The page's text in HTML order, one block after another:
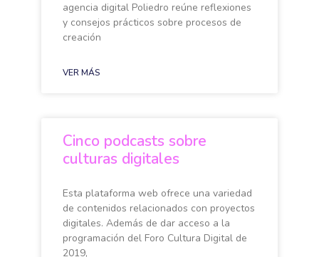
agencia digital Poliedro reúne reflexiones
y consejos prácticos sobre procesos de
creación
VER MÁS
Cinco podcasts sobre
culturas digitales
Esta plataforma web ofrece una variedad
de contenidos relacionados con proyectos
digitales. Además de dar acceso a la
programación del Foro Cultura Digital de
2019,